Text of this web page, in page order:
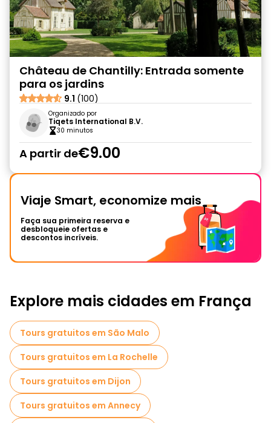
Château de Chantilly: Entrada somente
para os jardins
9.1 (100)
Organizado por
Tiqets International B.V.
30 minutos
A partir de€9.00
Viaje Smart, economize mais
Faça sua primeira reserva e
desbloqueie ofertas e
descontos incríveis.
Explore mais cidades em França
Tours gratuitos em São Malo
Tours gratuitos em La Rochelle
Tours gratuitos em Dijon
Tours gratuitos em Annecy